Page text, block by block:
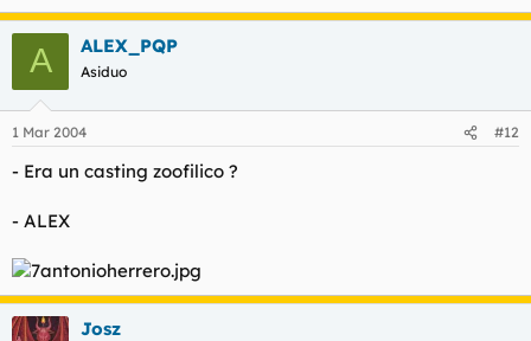
A ALEX_PQP
Asiduo
1 Mar 2004 #12
- Era un casting zoofilico ?
- ALEX
Josz